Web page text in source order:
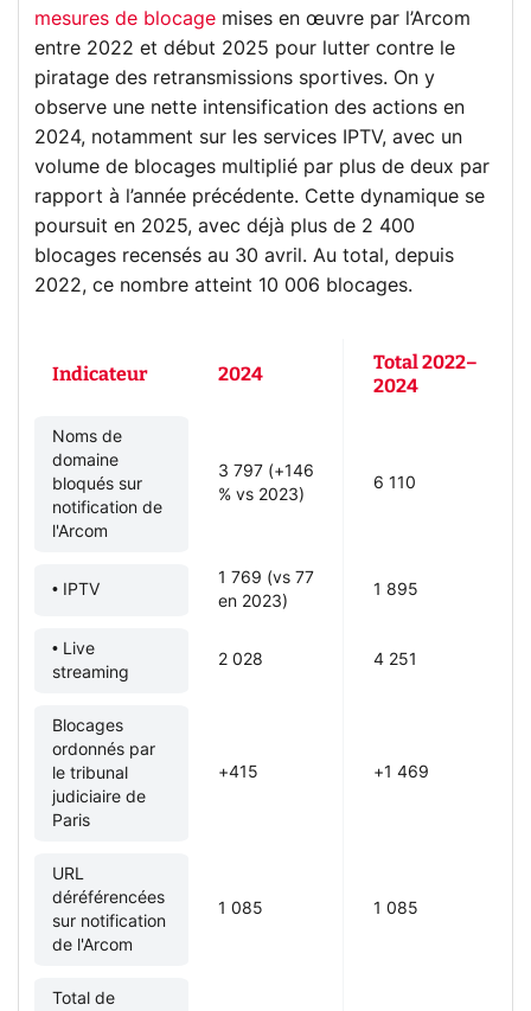
mesures de blocage mises en œuvre par l’Arcom
entre 2022 et début 2025 pour lutter contre le
piratage des retransmissions sportives. On y
observe une nette intensification des actions en
2024, notamment sur les services IPTV, avec un
volume de blocages multiplié par plus de deux par
rapport à l’année précédente. Cette dynamique se
poursuit en 2025, avec déjà plus de 2 400
blocages recensés au 30 avril. Au total, depuis
2022, ce nombre atteint 10 006 blocages.
Indicateur 2024
Total 2022–
2024
Noms de
domaine
bloqués sur
notification de
l'Arcom
3 797 (+146
% vs 2023)
6 110
• IPTV
1 769 (vs 77
en 2023)
1 895
• Live
streaming
2 028 4 251
Blocages
ordonnés par
le tribunal
judiciaire de
Paris
+415 +1 469
URL
déréférencées
sur notification
de l'Arcom
1 085 1 085
Total de